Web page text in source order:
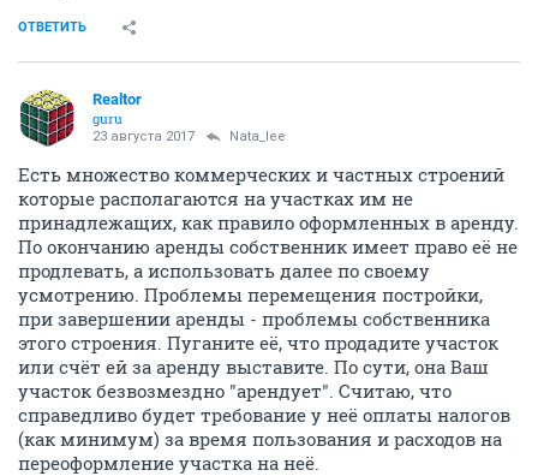
ОТВЕТИТЬ
Realtor
guru
23 августа 2017 Nata_lee
Есть множество коммерческих и частных строений
которые располагаются на участках им не
принадлежащих, как правило оформленных в аренду.
По окончанию аренды собственник имеет право её не
продлевать, а использовать далее по своему
усмотрению. Проблемы перемещения постройки,
при завершении аренды - проблемы собственника
этого строения. Пуганите её, что продадите участок
или счёт ей за аренду выставите. По сути, она Ваш
участок безвозмездно "арендует". Считаю, что
справедливо будет требование у неё оплаты налогов
(как минимум) за время пользования и расходов на
переоформление участка на неё.